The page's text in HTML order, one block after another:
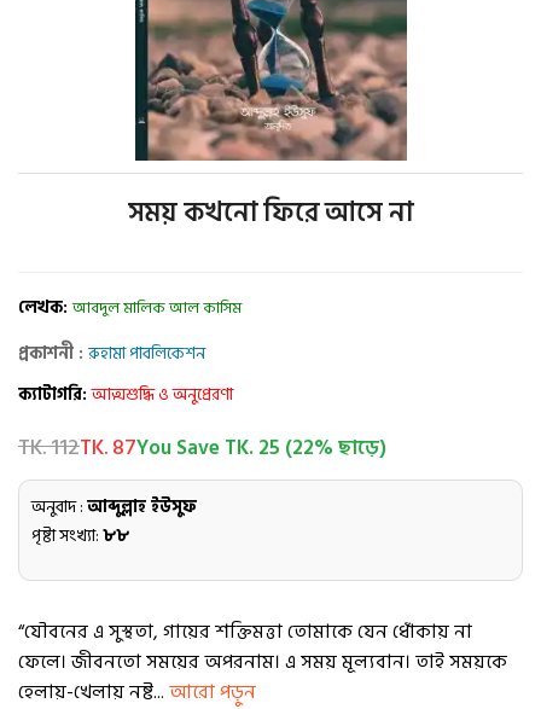
Login
Lost password?
সময় কখনো ফিরে আসে না
লেখক:আবদুল মালিক আল কাসিম
প্রকাশনী : রুহামা পাবলিকেশন
ক্যাটাগরি:আত্মশুদ্ধি ও অনুপ্রেরণা
TK. 112TK. 87You Save TK. 25 (22% ছাড়ে)
অনুবাদ :আব্দুল্লাহ ইউসুফ
পৃষ্টা সংখ্যা:৮৮
“যৌবনের এ সুস্থতা, গায়ের শক্তিমত্তা তোমাকে যেন ধোঁকায় না
ফেলে। জীবনতো সময়ের অপরনাম। এ সময় মূল্যবান। তাই সময়কে
হেলায়-খেলায় নষ্ট...আরো পড়ুন